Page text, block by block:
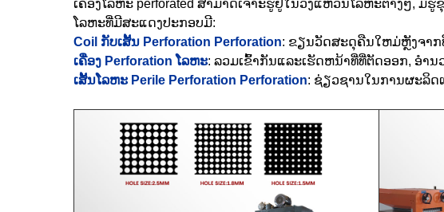
ເຄື່ອງໂລຫະ perforated ສາມາດເຈາະຮູຢູ່ໃນວົງແຫວນໂລຫະຕ່າງໆ, ມີ
ໂລຫະທີ່ມີສະແດງປະກອບມີ:
Coil ກັບເສັ້ນ Perforation Perforation: ຂຽນວັດສະດຸຄືນໃຫມ່ຫຼັງຈາກ
ເຄື່ອງ Perforation ໂລຫະ: ລວມເຂົ້າກັນແລະເຮັດຫນ້າທີ່ທີ່ຕັດອອກ, ອໍາ
ເສັ້ນໂລຫະ Perile Perforation Perforation: ຊ່ຽວຊານໃນການຜະລິດ